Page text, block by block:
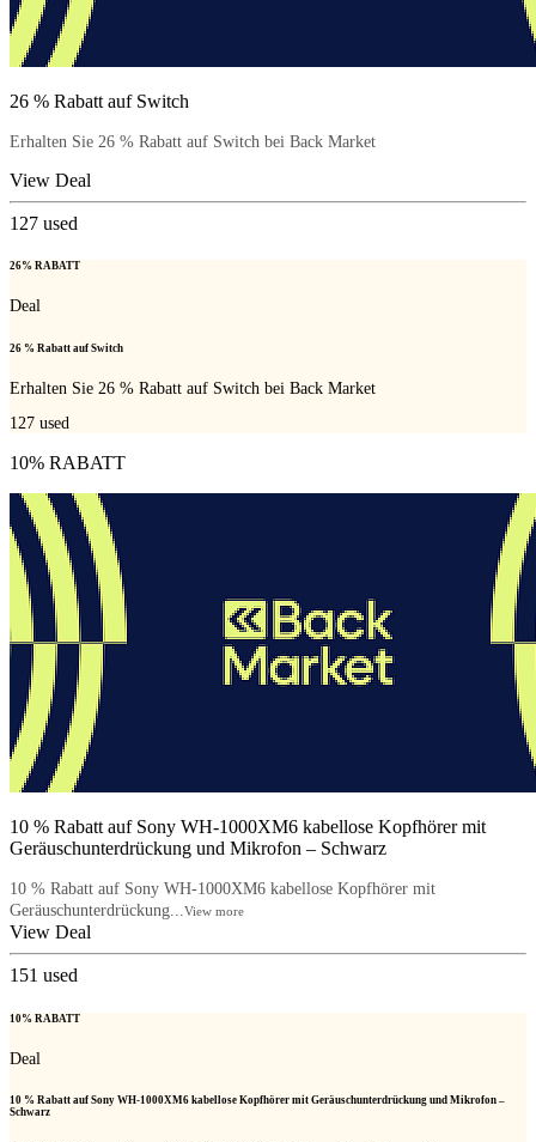
26 % Rabatt auf Switch
Erhalten Sie 26 % Rabatt auf Switch bei Back Market
View Deal
127 used
26% RABATT
Deal
26 % Rabatt auf Switch
Erhalten Sie 26 % Rabatt auf Switch bei Back Market
127 used
10% RABATT
10 % Rabatt auf Sony WH-1000XM6 kabellose Kopfhörer mit
Geräuschunterdrückung und Mikrofon – Schwarz
10 % Rabatt auf Sony WH-1000XM6 kabellose Kopfhörer mit
Geräuschunterdrückung...View more
View Deal
151 used
10% RABATT
Deal
10 % Rabatt auf Sony WH-1000XM6 kabellose Kopfhörer mit Geräuschunterdrückung und Mikrofon –
Schwarz